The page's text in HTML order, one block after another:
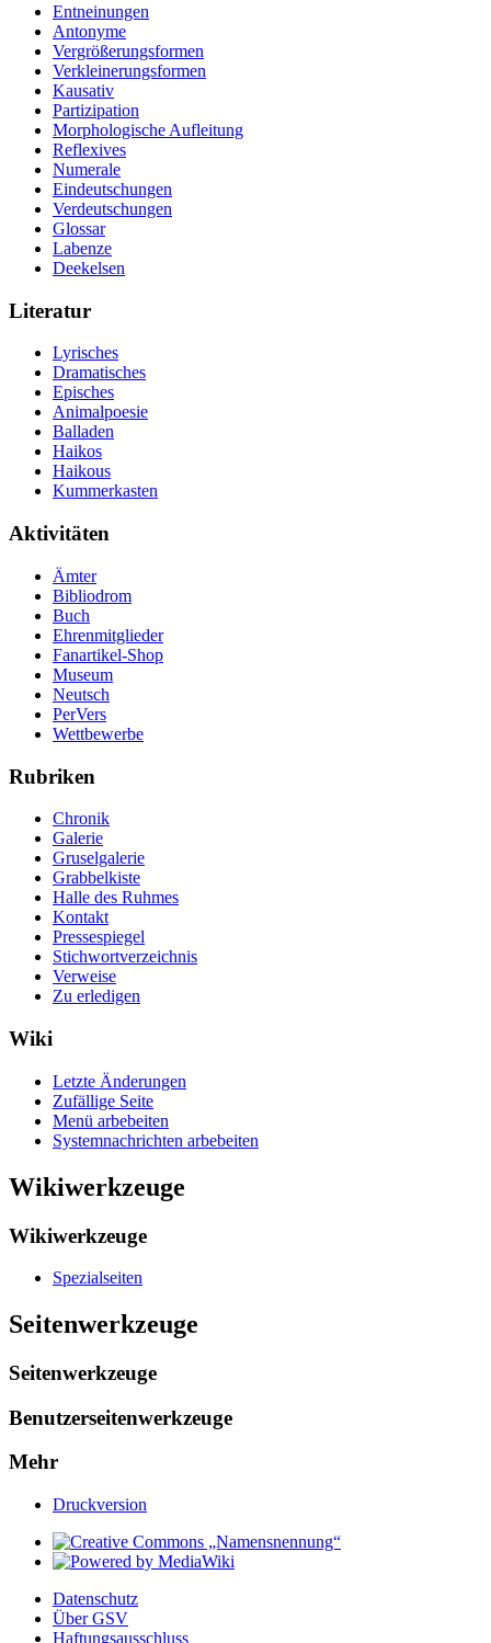
Entneinungen
Antonyme
Vergrößerungsformen
Verkleinerungsformen
Kausativ
Partizipation
Morphologische Aufleitung
Reflexives
Numerale
Eindeutschungen
Verdeutschungen
Glossar
Labenze
Deekelsen
Literatur
Lyrisches
Dramatisches
Episches
Animalpoesie
Balladen
Haikos
Haikous
Kummerkasten
Aktivitäten
Ämter
Bibliodrom
Buch
Ehrenmitglieder
Fanartikel-Shop
Museum
Neutsch
PerVers
Wettbewerbe
Rubriken
Chronik
Galerie
Gruselgalerie
Grabbelkiste
Halle des Ruhmes
Kontakt
Pressespiegel
Stichwortverzeichnis
Verweise
Zu erledigen
Wiki
Letzte Änderungen
Zufällige Seite
Menü arbebeiten
Systemnachrichten arbebeiten
Wikiwerkzeuge
Wikiwerkzeuge
Spezialseiten
Seitenwerkzeuge
Seitenwerkzeuge
Benutzerseitenwerkzeuge
Mehr
Druckversion
Datenschutz
Über GSV
Haftungsausschluss